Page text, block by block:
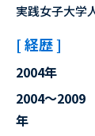
実践女子大学
[ 経歴 ]
2004年
2004～2009
年